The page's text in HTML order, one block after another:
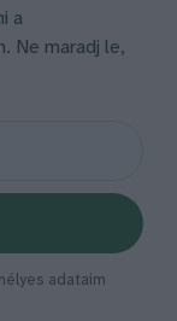
a
Ne maradj le,
adataim